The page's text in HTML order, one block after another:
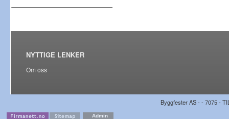
NYTTIGE LENKER
Om oss
Byggfester AS - - 7075 -
Admin